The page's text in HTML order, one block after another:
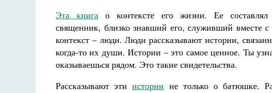
Эта книга о контексте его жизни. Ее составлял
священник, близко знавший его, служивший вместе
контекст – люди. Люди рассказывают истории,
когда-то их души. Истории – это самое ценное. Ты
оказываешься рядом. Это такие свидетельства.
Рассказывают этиистории не только о батюшке.